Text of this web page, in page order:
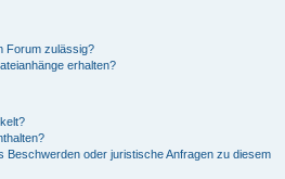
Forum zulässig?
erhalten?
Beschwerden oder juristische Anfragen zu diesem